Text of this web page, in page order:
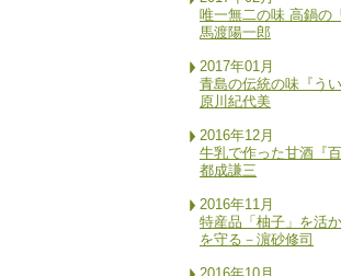
唯一無二の味 高鍋の
馬渡陽一郎
2017年01月
青島の伝統の味『う
原川紀代美
2016年12月
牛乳で作った甘酒『
都成謙三
2016年11月
特産品「柚子」を活
を守る－濵砂修司